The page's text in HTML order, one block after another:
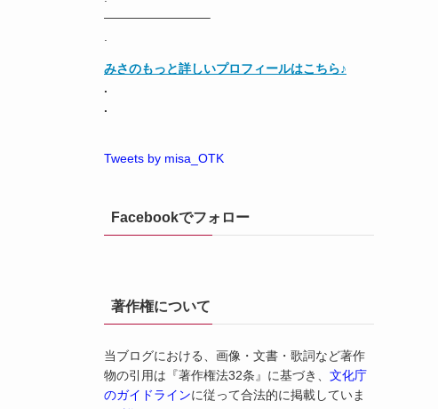
————————–
みさのもっと詳しいプロフィールはこちら♪
.
.
Tweets by misa_OTK
Facebookでフォロー
著作権について
当ブログにおける、画像・文書・歌詞など著作
物の引用は『著作権法32条』に基づき、 文化庁
のガイドラインに従って合法的に掲載していま